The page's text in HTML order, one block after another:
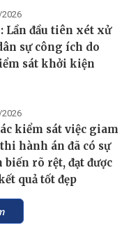
Lần đầu tiên xét xử
sự công ích do
sát khởi kiện
kiểm sát việc giam
hành án đã có sự
biến rõ rệt, đạt được
quả tốt đẹp